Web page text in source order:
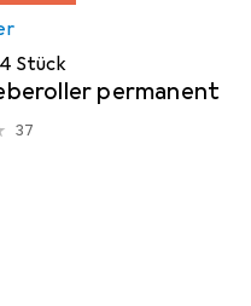
Stück
permanent
37